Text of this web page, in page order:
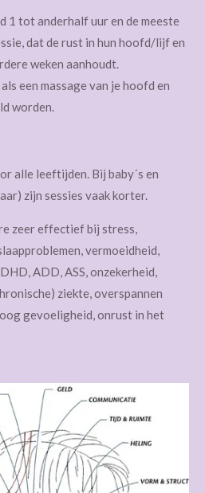
1 tot anderhalf uur en de meeste
dat de rust in hun hoofd/lijf en
weken aanhoudt.
een massage van je hoofd en
worden.
alle leeftijden. Bij baby´s en
zijn sessies vaak korter.
zeer effectief bij stress,
vermoeidheid,
ADD, ASS, onzekerheid,
ziekte, overspannen
gevoeligheid, onrust in het